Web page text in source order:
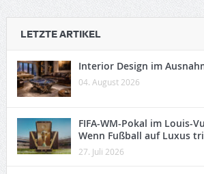
LETZTE ARTIKEL
Interior Design im
04. August 2026
FIFA-WM-Pokal im Louis-
Wenn Fußball auf Luxus
27. Juli 2026